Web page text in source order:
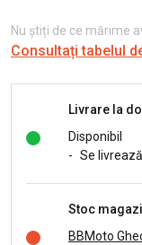
Nu știți de ce mărime
Consultați tabelul
Livrare la
Disponibil
- Se
Stoc
BBMoto